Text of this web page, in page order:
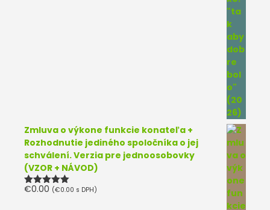
Zmluva o výkone funkcie konateľa +
Rozhodnutie jediného spoločníka o jej
schválení. Verzia pre jednoosobovky
(VZOR + NÁVOD)
Hodnotenie
€0.00 (€0.00 s DPH)